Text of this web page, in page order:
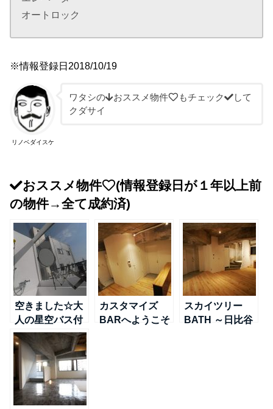
オートロック
※情報登録日2018/10/19
リノベダイスケ
ワタシの おススメ物件 もチェック
して
クダサイ
おススメ物件
(情報登録日が１年以上前
の物件→全て成約済)
空きました☆大
人の星空バス付
ペントハウス～
TX線＠浅草
カスタマイズ
BARへようこそ
スカイツリー
BATH ～日比谷